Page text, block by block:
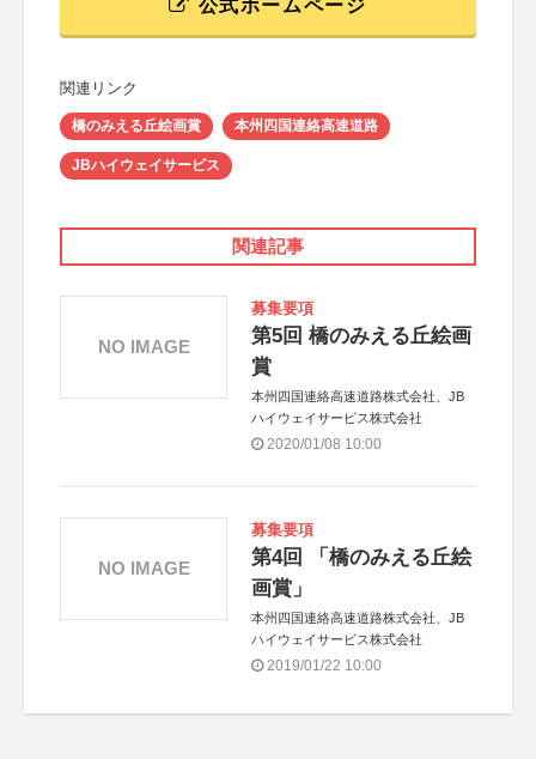
公式ホームページ
関連リンク
橋のみえる丘絵画賞 本州四国連絡高速道路
JBハイウェイサービス
関連記事
募集要項
第5回 橋のみえる丘絵画
賞
本州四国連絡高速道路株式会社、JB
ハイウェイサービス株式会社
2020/01/08 10:00
NO IMAGE
募集要項
第4回 「橋のみえる丘絵
画賞」
本州四国連絡高速道路株式会社、JB
ハイウェイサービス株式会社
2019/01/22 10:00
NO IMAGE